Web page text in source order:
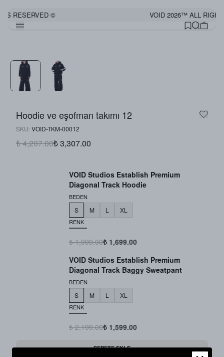
RESERVED © VOID 2026™ ALL
Hoodie ve eşofman takımı 12
SKU: VOID-TKM-00012
₺ 4,207.00₺ 3,307.00
VOID Studios Establish Premium
Diagonal Track Hoodie
BEDEN
S M L XL
RENK
₺ 1,999.00₺ 1,699.00
VOID Studios Establish Premium
Diagonal Track Baggy Sweatpant
BEDEN
S M L XL
RENK
₺ 2,199.00₺ 1,599.00
SEPETE EKLE